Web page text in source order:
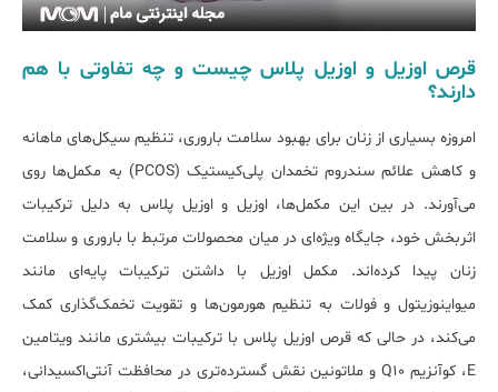
قرص اوزیل و اوزیل پلاس چیست و چه تفاوتی با هم
دارند؟
امروزه بسیاری از زنان برای بهبود سلامت باروری، تنظیم سیکل‌های ماهانه
و کاهش علائم سندروم تخمدان پلی‌کیستیک (PCOS) به مکمل‌ها روی
می‌آورند. در بین این مکمل‌ها، اوزیل و اوزیل پلاس به دلیل ترکیبات
اثر‌بخش خود، جایگاه ویژه‌ای در میان محصولات مرتبط با باروری و سلامت
زنان پیدا کرده‌اند. مکمل اوزیل با داشتن ترکیبات پایه‌ای مانند
میواینوزیتول و فولات به تنظیم هورمون‌ها و تقویت تخمک‌گذاری کمک
می‌کند، در حالی‌ که قرص اوزیل پلاس با ترکیبات بیشتری مانند ویتامین
E، کوآنزیم Q10 و ملاتونین نقش گسترده‌تری در محافظت آنتی‌اکسیدانی،